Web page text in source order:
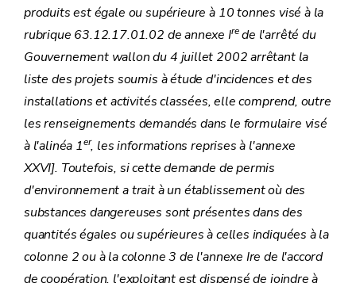
produits est égale ou supérieure à 10 tonnes visé à la
rubrique 63.12.17.01.02 deannexe Irede l'arrêté du
Gouvernement wallon du 4 juillet 2002 arrêtant la
liste des projets soumis à étude d'incidences et des
installations et activités classées, elle comprend, outre
les renseignements demandés dans le formulaire visé
à l'alinéa 1er, les informations reprises à l'annexe
XXVI]. Toutefois, si cette demande de permis
d'environnement a trait à un établissement où des
substances dangereuses sont présentes dans des
quantités égales ou supérieures à celles indiquées à la
colonne 2 ou à la colonne 3 de l'annexe Ire de l'accord
de coopération, l'exploitant est dispensé de joindre à